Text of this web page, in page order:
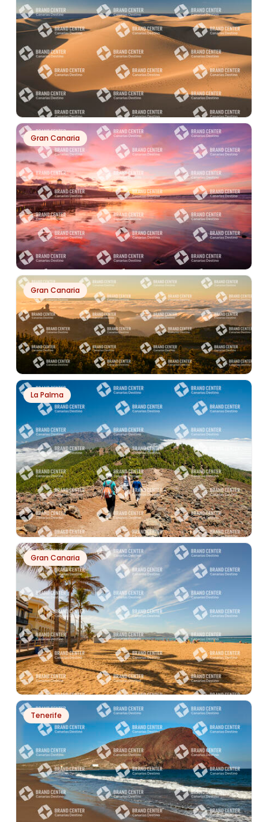
PH226
RESERVA NATURAL ESPECIAL DE LAS DUNAS DE
MASPALOMAS
Gran Canaria
PH12607
ATARDECER PLAYA DE LAS CANTERAS
Gran Canaria
PH12611
PANORAMICA CUENCA DE TEJEDA
La Palma
PH9243
SENDERO RUTAS DE LOS VOLCANES, LA PALMA
Gran Canaria
PH12586
SOMBRA PALMERAS PLAYA GRANDE
Tenerife